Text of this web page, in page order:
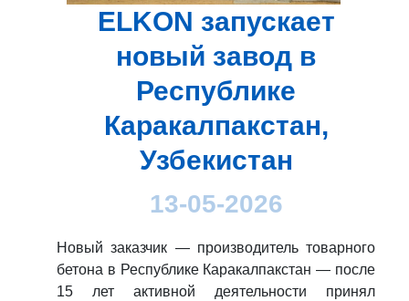
ELKON запускает
новый завод в
Республике
Каракалпакстан,
Узбекистан
13-05-2026
Новый заказчик — производитель товарного
бетона в Республике Каракалпакстан — после
15 лет активной деятельности принял